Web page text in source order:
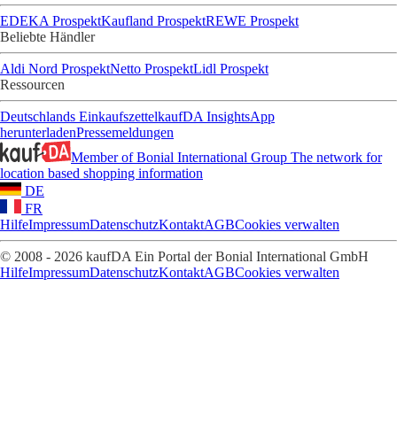
EDEKA ProspektKaufland ProspektREWE Prospekt
Beliebte Händler
Aldi Nord ProspektNetto ProspektLidl Prospekt
Ressourcen
Deutschlands EinkaufszettelkaufDA InsightsApp
herunterladenPressemeldungen
Member of Bonial International Group The network for
location based shopping information
DE
FR
HilfeImpressumDatenschutzKontaktAGBCookies verwalten
© 2008 - 2026 kaufDA Ein Portal der Bonial International GmbH
HilfeImpressumDatenschutzKontaktAGBCookies verwalten